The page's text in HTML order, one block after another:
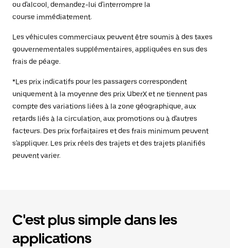
ou d'alcool, demandez-lui d'interrompre la
course immédiatement.
Les véhicules commerciaux peuvent être soumis à des taxes
gouvernementales supplémentaires, appliquées en sus des
frais de péage.
*Les prix indicatifs pour les passagers correspondent
uniquement à la moyenne des prix UberX et ne tiennent pas
compte des variations liées à la zone géographique, aux
retards liés à la circulation, aux promotions ou à d'autres
facteurs. Des prix forfaitaires et des frais minimum peuvent
s'appliquer. Les prix réels des trajets et des trajets planifiés
peuvent varier.
C'est plus simple dans les
applications